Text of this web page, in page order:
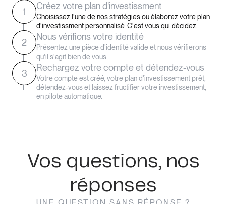
1
Créez votre plan d'investissment
Choisissez l'une de nos stratégies ou élaborez votre plan
d'investissment personnalisé. C'est vous qui décidez.
2
Nous vérifions votre identité
Présentez une pièce d'identité valide et nous vérifierons
qu'il s'agit bien de vous.
3
Rechargez votre compte et détendez-vous
Votre compte est créé, votre plan d'investissement prêt,
détendez-vous et laissez fructifier votre investissement,
en pilote automatique.
Vos questions, nos
réponses